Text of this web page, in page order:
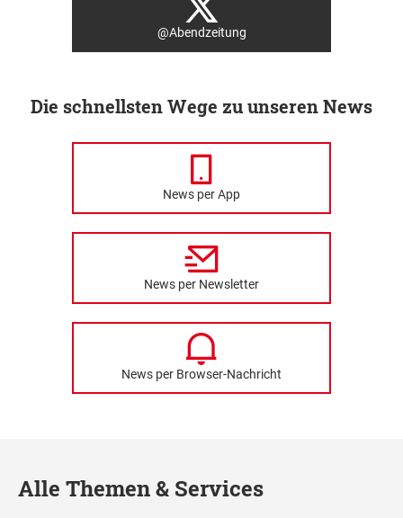
@Abendzeitung
Die schnellsten Wege zu unseren News
News per App
News per Newsletter
News per Browser-Nachricht
Alle Themen & Services